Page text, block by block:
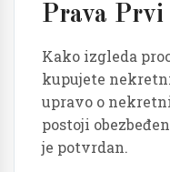
Prava Prvi
Kako izgleda
kupujete
upravo o
postoji
je potvrdan.